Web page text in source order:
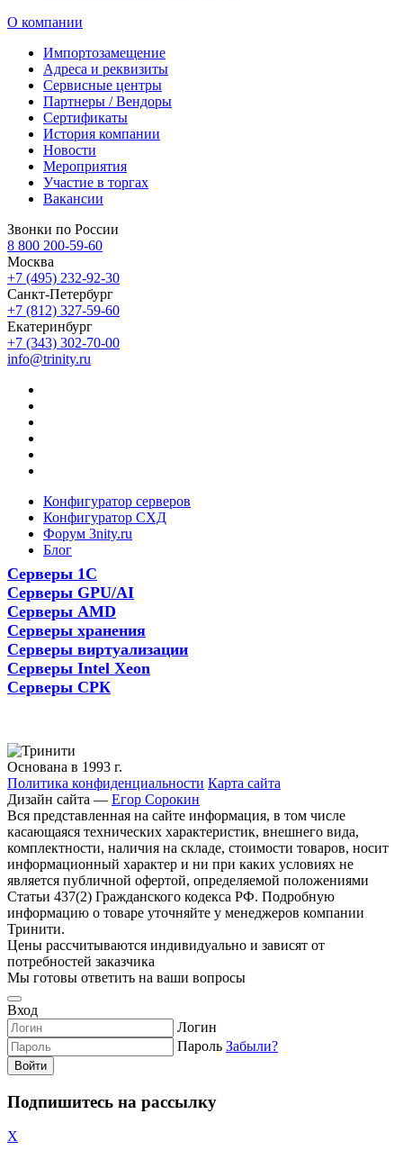
О компании
Импортозамещение
Адреса и реквизиты
Сервисные центры
Партнеры / Вендоры
Сертификаты
История компании
Новости
Мероприятия
Участие в торгах
Вакансии
Звонки по России
8 800 200-59-60
Москва
+7 (495) 232-92-30
Санкт-Петербург
+7 (812) 327-59-60
Екатеринбург
+7 (343) 302-70-00
info@trinity.ru
Конфигуратор серверов
Конфигуратор СХД
Форум 3nity.ru
Блог
Серверы 1С
Серверы GPU/AI
Серверы AMD
Серверы хранения
Серверы виртуализации
Серверы Intel Xeon
Серверы СРК
Основана в 1993 г.
Политика конфиденциальности Карта сайта
Дизайн сайта — Егор Сорокин
Вся представленная на сайте информация, в том числе
касающаяся технических характеристик, внешнего вида,
комплектности, наличия на складе, стоимости товаров, носит
информационный характер и ни при каких условиях не
является публичной офертой, определяемой положениями
Статьи 437(2) Гражданского кодекса РФ. Подробную
информацию о товаре уточняйте у менеджеров компании
Тринити.
Цены рассчитываются индивидуально и зависят от
потребностей заказчика
Мы готовы ответить на ваши вопросы
Вход
Логин
Пароль Забыли?
Войти
Подпишитесь на рассылку
X